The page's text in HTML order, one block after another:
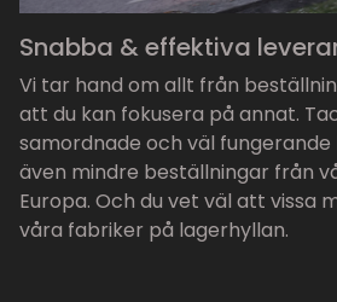
Snabba & effektiva
Vi tar hand om allt från
att du kan fokusera på annat.
samordnade och väl fungerande
även mindre beställningar från
Europa. Och du vet väl att vissa
våra fabriker på lagerhyllan.